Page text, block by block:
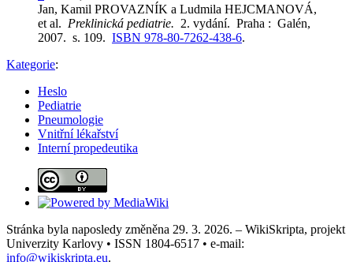
Jan, Kamil PROVAZNÍK a Ludmila HEJCMANOVÁ,
et al. Preklinická pediatrie. 2. vydání. Praha : Galén,
2007. s. 109. ISBN 978-80-7262-438-6.
Kategorie:
Heslo
Pediatrie
Pneumologie
Vnitřní lékařství
Interní propedeutika
Stránka byla naposledy změněna 29. 3. 2026. – WikiSkripta, projekt
Univerzity Karlovy • ISSN 1804-6517 • e-mail:
info@wikiskripta.eu.